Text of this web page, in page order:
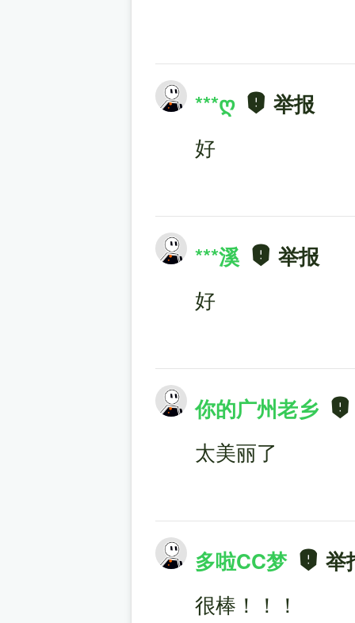
***ღ
举报
好
***溪
举报
好
你的广州老乡
太美丽了
多啦CC梦
举
很棒！！！